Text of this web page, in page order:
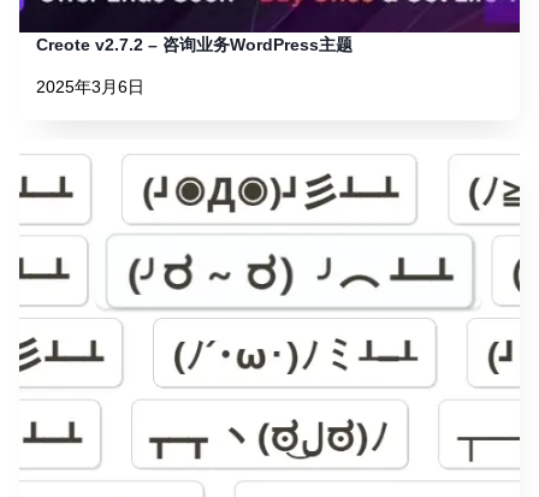
Creote v2.7.2 – 咨询业务WordPress主题
2025年3月6日